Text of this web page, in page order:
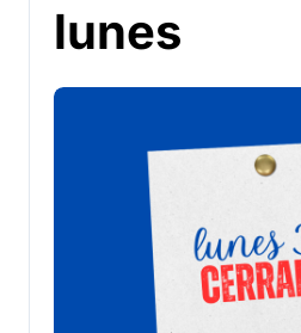
lunes